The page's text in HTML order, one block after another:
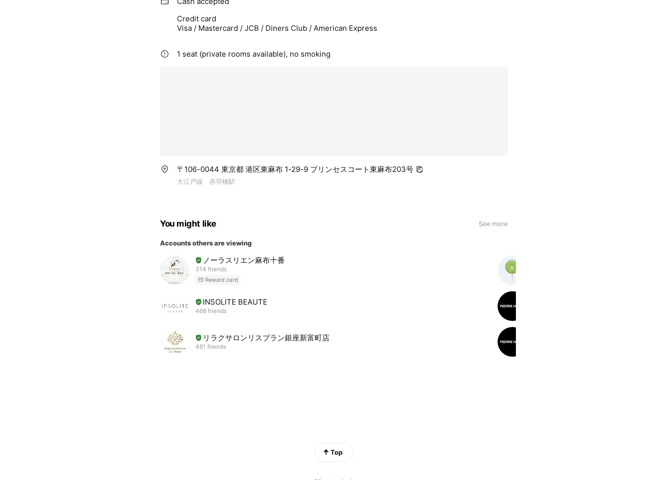
Credit card
Visa / Mastercard / JCB / Diners Club / American Express
1 seat (private rooms available), no smoking
〒106-0044 東京都 港区東麻布 1-29-9 プリンセスコート東麻布203号
大江戸線 赤羽橋駅
You might like See more
Accounts others are viewing
ノーラスリエン麻布十番
314 friends
Reward card
INSOLITE BEAUTE
468 friends
リラクサロンリスブラン銀座新富町店
461 friends
Top